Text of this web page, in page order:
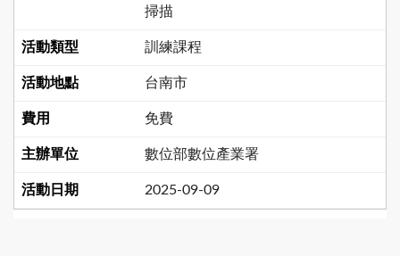
掃描
訓練課程
台南市
免費
數位部數位產業署
2025-09-09